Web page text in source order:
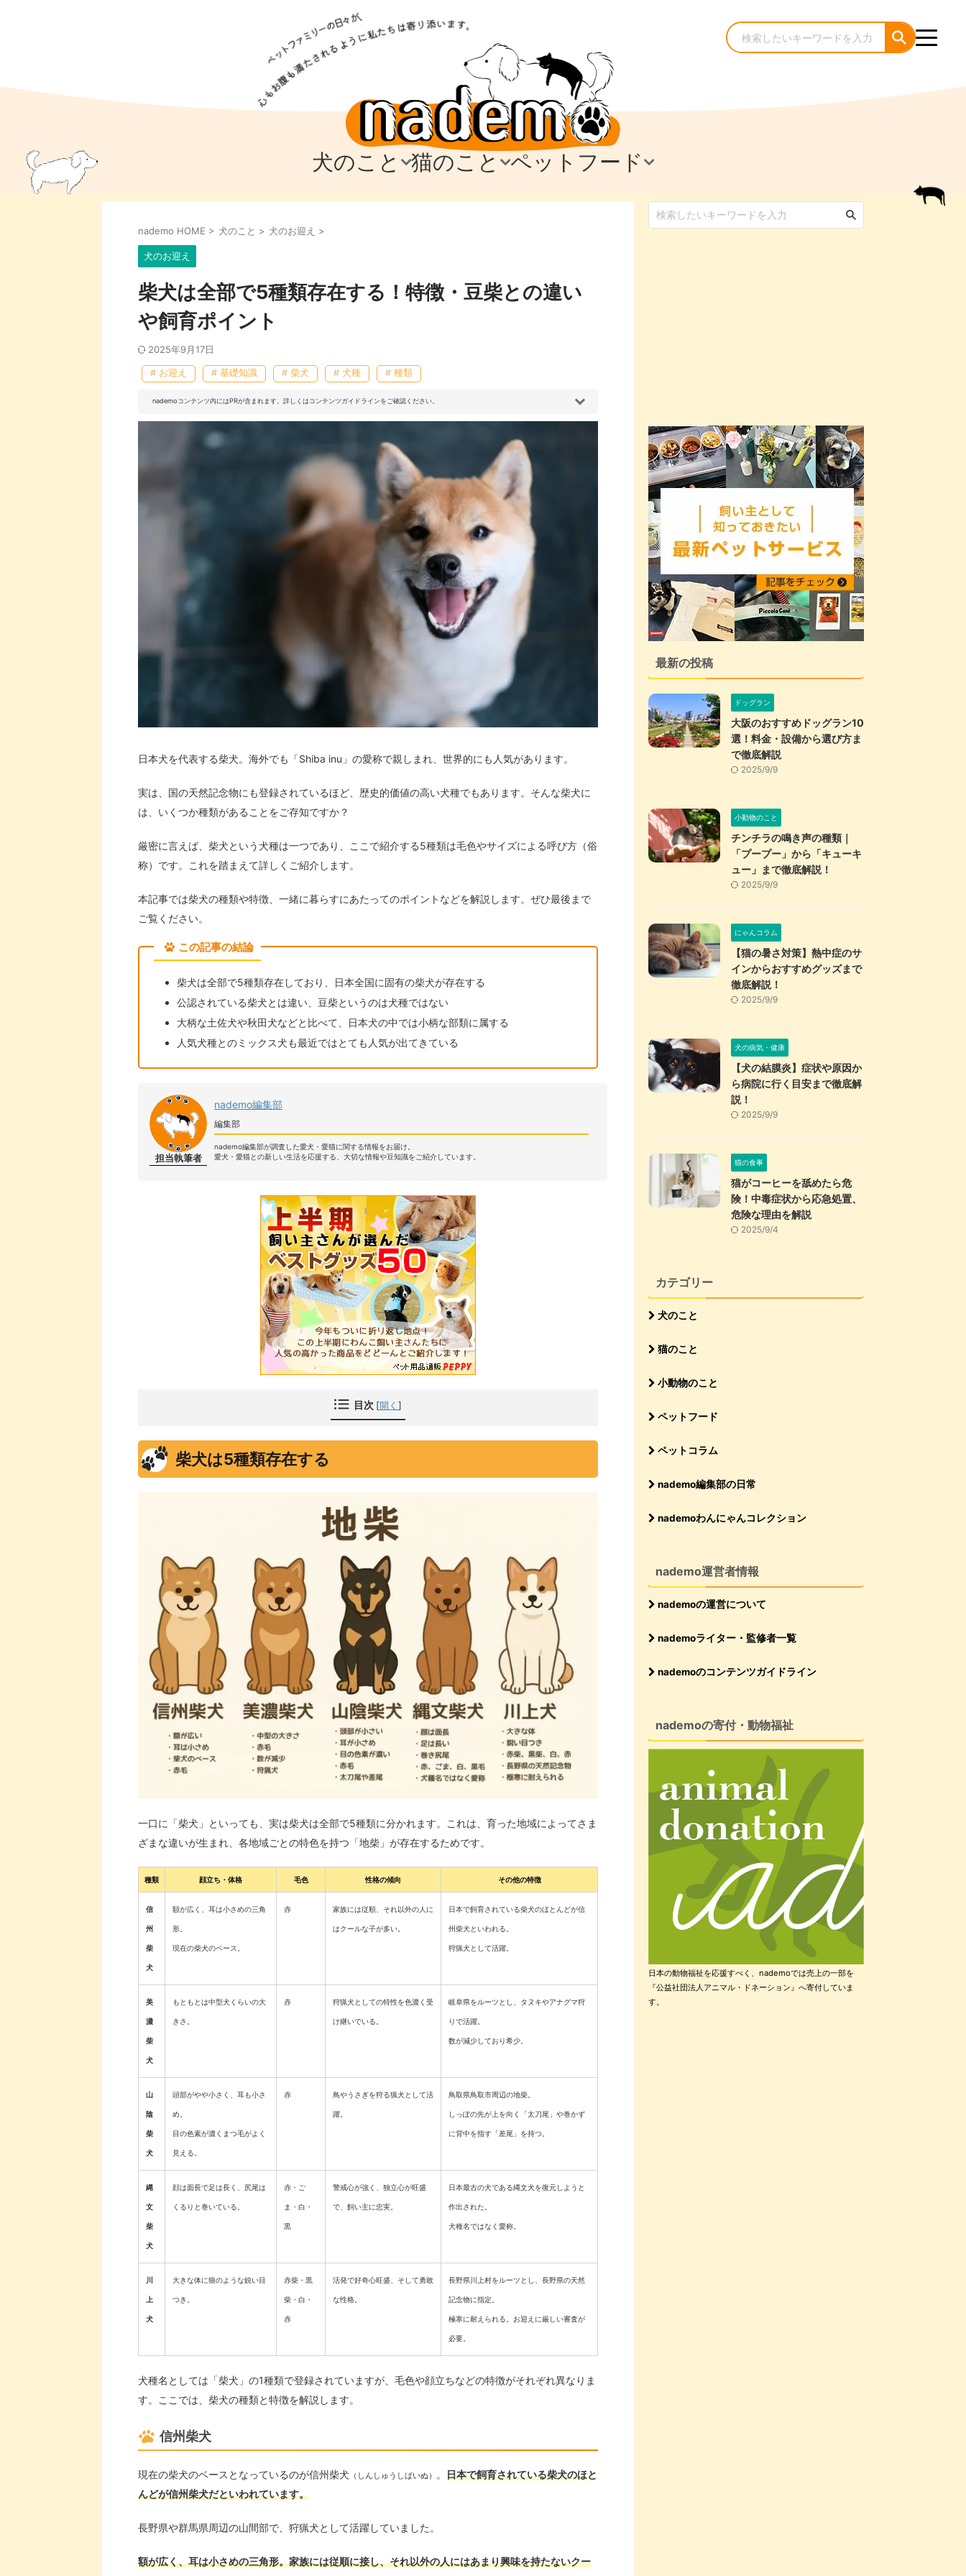
犬のこと
犬のこと
犬のケア・お手入れ
犬のしつけ
犬のアイテム
猫のこと
猫のこと
猫のケア・お手入れ
猫のしつけ
猫のアイテム
ペットフード
ペットフード
nademo HOME > 犬のこと > 犬のお迎え >
犬のお迎え
柴犬は全部で5種類存在する！特徴・豆柴との違い
や飼育ポイント
2025年9月17日
# お迎え # 基礎知識 # 柴犬 # 犬種 # 種類
nademoコンテンツ内にはPRが含まれます。詳しくはコンテンツガイドラインをご確認ください。
日本犬を代表する柴犬。海外でも「Shiba inu」の愛称で親しまれ、世界的にも人気があります。
実は、国の天然記念物にも登録されているほど、歴史的価値の高い犬種でもあります。そんな柴犬に
は、いくつか種類があることをご存知ですか？
厳密に言えば、柴犬という犬種は一つであり、ここで紹介する5種類は毛色やサイズによる呼び方（俗
称）です。これを踏まえて詳しくご紹介します。
本記事では柴犬の種類や特徴、一緒に暮らすにあたってのポイントなどを解説します。ぜひ最後まで
ご覧ください。
この記事の結論
柴犬は全部で5種類存在しており、日本全国に固有の柴犬が存在する
公認されている柴犬とは違い、豆柴というのは犬種ではない
大柄な土佐犬や秋田犬などと比べて、日本犬の中では小柄な部類に属する
人気犬種とのミックス犬も最近ではとても人気が出てきている
担当執筆者
nademo編集部
編集部
nademo編集部が調査した愛犬・愛猫に関する情報をお届け。
愛犬・愛猫との新しい生活を応援する、大切な情報や豆知識をご紹介しています。
目次 [開く ]
柴犬は5種類存在する
一口に「柴犬」といっても、実は柴犬は全部で5種類に分かれます。これは、育った地域によってさま
ざまな違いが生まれ、各地域ごとの特色を持つ「地柴」が存在するためです。
種類 顔立ち・体格 毛色 性格の傾向 その他の特徴
信
州
柴
犬
額が広く、耳は小さめの三角
形。
現在の柴犬のベース。
赤 家族には従順、それ以外の人に
はクールな子が多い。
日本で飼育されている柴犬のほとんどが信
州柴犬といわれる。
狩猟犬として活躍。
美
濃
柴
犬
もともとは中型犬くらいの大
きさ。
赤 狩猟犬としての特性を色濃く受
け継いでいる。
岐阜県をルーツとし、タヌキやアナグマ狩
りで活躍。
数が減少しており希少。
山
陰
柴
犬
頭部がやや小さく、耳も小さ
め。
目の色素が濃くまつ毛がよく
見える。
赤 鳥やうさぎを狩る猟犬として活
躍。
鳥取県鳥取市周辺の地柴。
しっぽの先が上を向く「太刀尾」や巻かず
に背中を指す「差尾」を持つ。
縄
文
柴
犬
顔は面長で足は長く、尻尾は
くるりと巻いている。
赤・ご
ま・白・
黒
警戒心が強く、独立心が旺盛
で、飼い主に忠実。
日本最古の犬である縄文犬を復元しようと
作出された。
犬種名ではなく愛称。
川
上
犬
大きな体に狼のような鋭い目
つき。
赤柴・黒
柴・白・
赤
活発で好奇心旺盛、そして勇敢
な性格。
長野県川上村をルーツとし、長野県の天然
記念物に指定。
極寒に耐えられる。お迎えに厳しい審査が
必要。
犬種名としては「柴犬」の1種類で登録されていますが、毛色や顔立ちなどの特徴がそれぞれ異なりま
す。ここでは、柴犬の種類と特徴を解説します。
信州柴犬
現在の柴犬のベースとなっているのが信州柴犬 （しんしゅうしばいぬ） 。 日本で飼育されている柴犬のほと
んどが信州柴犬だといわれています。
長野県や群馬県周辺の山間部で、狩猟犬として活躍していました。
額が広く、耳は小さめの三角形。家族には従順に接し、それ以外の人にはあまり興味を持たないクー
最新の投稿
ドッグラン
大阪のおすすめドッグラン10
選！料金・設備から選び方ま
で徹底解説
2025/9/9
小動物のこと
チンチラの鳴き声の種類｜
「プープー」から「キューキ
ュー」まで徹底解説！
2025/9/9
にゃんコラム
【猫の暑さ対策】熱中症のサ
インからおすすめグッズまで
徹底解説！
2025/9/9
犬の病気・健康
【犬の結膜炎】症状や原因か
ら病院に行く目安まで徹底解
説！
2025/9/9
猫の食事
猫がコーヒーを舐めたら危
険！中毒症状から応急処置、
危険な理由を解説
2025/9/4
カテゴリー
犬のこと
猫のこと
小動物のこと
ペットフード
ペットコラム
nademo編集部の日常
nademoわんにゃんコレクション
nademo運営者情報
nademoの運営について
nademoライター・監修者一覧
nademoのコンテンツガイドライン
nademoの寄付・動物福祉
日本の動物福祉を応援すべく、nademoでは売上の一部を
『公益社団法人アニマル・ドネーション』へ寄付していま
す。